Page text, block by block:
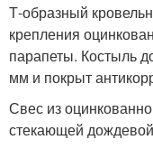
Т-образный
крепления
парапеты. Костыль
мм и покрыт
Свес из
стекающей